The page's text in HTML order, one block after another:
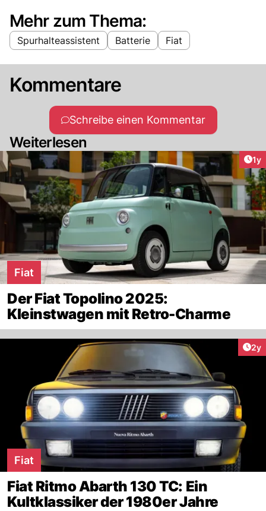
Mehr zum Thema:
Spurhalteassistent Batterie Fiat
Kommentare
Schreibe einen Kommentar
Weiterlesen
1y
Fiat
Der Fiat Topolino 2025:
Kleinstwagen mit Retro-Charme
2y
Fiat
Fiat Ritmo Abarth 130 TC: Ein
Kultklassiker der 1980er Jahre